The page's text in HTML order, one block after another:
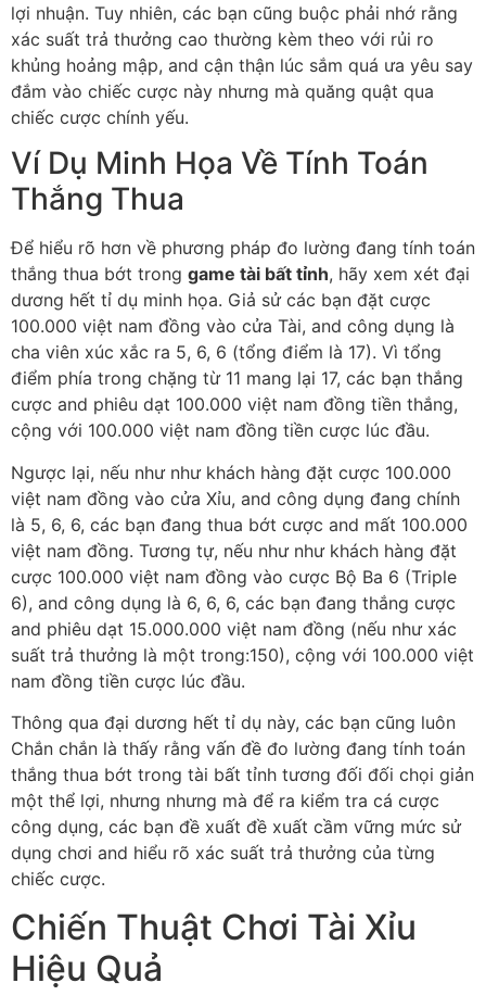
lợi nhuận. Tuy nhiên, các bạn cũng buộc phải nhớ rằng
xác suất trả thưởng cao thường kèm theo với rủi ro
khủng hoảng mập, and cận thận lúc sắm quá ưa yêu say
đắm vào chiếc cược này nhưng mà quăng quật qua
chiếc cược chính yếu.
Ví Dụ Minh Họa Về Tính Toán
Thắng Thua
Để hiểu rõ hơn về phương pháp đo lường đang tính toán
thắng thua bớt trong game tài bất tỉnh, hãy xem xét đại
dương hết tỉ dụ minh họa. Giả sử các bạn đặt cược
100.000 việt nam đồng vào cửa Tài, and công dụng là
cha viên xúc xắc ra 5, 6, 6 (tổng điểm là 17). Vì tổng
điểm phía trong chặng từ 11 mang lại 17, các bạn thắng
cược and phiêu dạt 100.000 việt nam đồng tiền thắng,
cộng với 100.000 việt nam đồng tiền cược lúc đầu.
Ngược lại, nếu như như khách hàng đặt cược 100.000
việt nam đồng vào cửa Xỉu, and công dụng đang chính
là 5, 6, 6, các bạn đang thua bớt cược and mất 100.000
việt nam đồng. Tương tự, nếu như như khách hàng đặt
cược 100.000 việt nam đồng vào cược Bộ Ba 6 (Triple
6), and công dụng là 6, 6, 6, các bạn đang thắng cược
and phiêu dạt 15.000.000 việt nam đồng (nếu như xác
suất trả thưởng là một trong:150), cộng với 100.000 việt
nam đồng tiền cược lúc đầu.
Thông qua đại dương hết tỉ dụ này, các bạn cũng luôn
Chắn chắn là thấy rằng vấn đề đo lường đang tính toán
thắng thua bớt trong tài bất tỉnh tương đối đối chọi giản
một thể lợi, nhưng nhưng mà để ra kiểm tra cá cược
công dụng, các bạn đề xuất đề xuất cầm vững mức sử
dụng chơi and hiểu rõ xác suất trả thưởng của từng
chiếc cược.
Chiến Thuật Chơi Tài Xỉu
Hiệu Quả